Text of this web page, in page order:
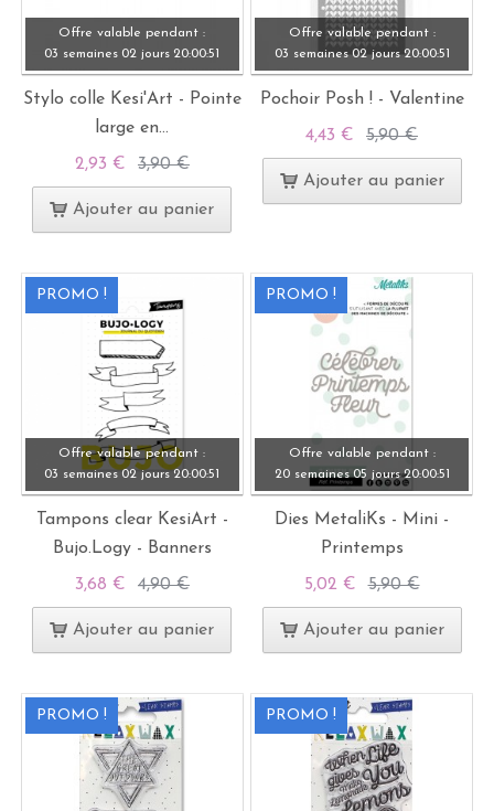
Offre valable pendant :
03 semaines 02 jours 20:00:49
Stylo colle Kesi'Art - Pointe
large en...
2,93 € 3,90 €
Ajouter au panier
Offre valable pendant :
03 semaines 02 jours 20:00:49
Pochoir Posh ! - Valentine
4,43 € 5,90 €
Ajouter au panier
PROMO !
Offre valable pendant :
03 semaines 02 jours 20:00:49
Tampons clear KesiArt -
Bujo.Logy - Banners
3,68 € 4,90 €
Ajouter au panier
PROMO !
Offre valable pendant :
20 semaines 05 jours 20:00:49
Dies MetaliKs - Mini -
Printemps
5,02 € 5,90 €
Ajouter au panier
PROMO ! PROMO !